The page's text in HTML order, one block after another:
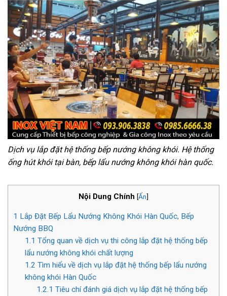
Dịch vụ lắp đặt hệ thống bếp nướng không khói. Hệ thống
ống hút khói tại bàn, bếp lẩu nướng không khói hàn quốc.
Nội Dung Chính [Ẩn]
1 Lắp Đặt Bếp Lẩu Nướng Không Khói Hàn Quốc, Bếp
Nướng BBQ
1.1 Tổng quan về dịch vụ thi công lắp đặt hệ thống bếp
lẩu nướng không khói chất lượng
1.2 Tìm hiểu về dịch vụ lắp đặt hệ thống bếp lẩu nướng
không khói Hàn Quốc
1.2.1 Tiêu chí đánh giá dịch vụ lắp đặt hệ thống bếp